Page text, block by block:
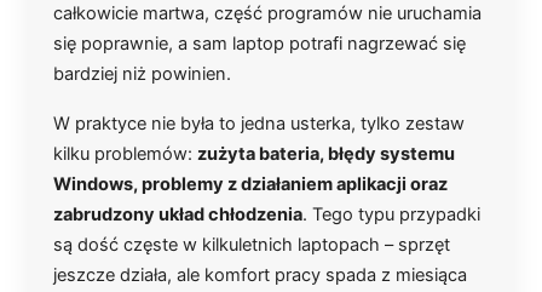
całkowicie martwa, część programów nie uruchamia
się poprawnie, a sam laptop potrafi nagrzewać się
bardziej niż powinien.
W praktyce nie była to jedna usterka, tylko zestaw
kilku problemów:zużyta bateria, błędy systemu
Windows, problemy z działaniem aplikacji oraz
zabrudzony układ chłodzenia. Tego typu przypadki
są dość częste w kilkuletnich laptopach – sprzęt
jeszcze działa, ale komfort pracy spada z miesiąca